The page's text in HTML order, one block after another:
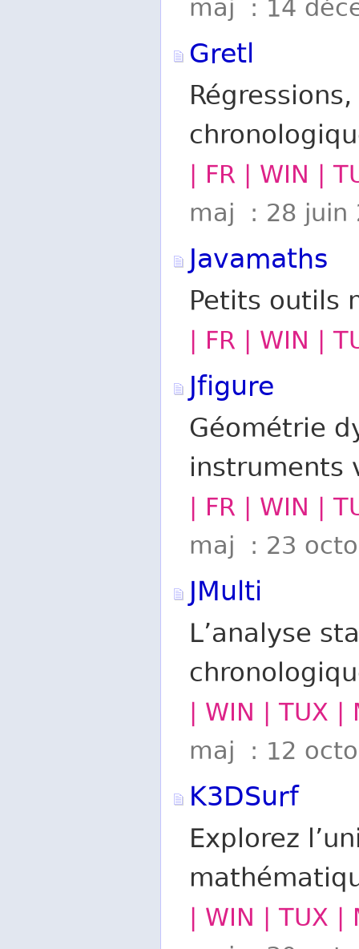
maj : 14
Gretl
| FR | WIN |
maj : 28 juin
Javamaths
Petits outils
| FR | WIN |
Jfigure
Géométrie
| FR | WIN |
maj : 23
JMulti
L’analyse
| WIN | TUX |
maj : 12
K3DSurf
Explorez
| WIN | TUX |